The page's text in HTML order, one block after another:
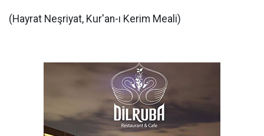
(Hayrat Neşriyat, Kur'an-ı Kerim Meali)